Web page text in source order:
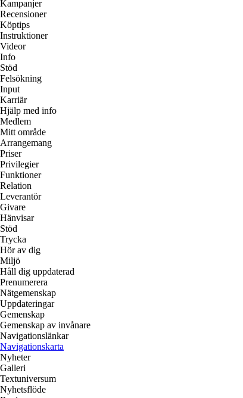
Kampanjer
Recensioner
Köptips
Instruktioner
Videor
Info
Stöd
Felsökning
Input
Karriär
Hjälp med info
Medlem
Mitt område
Arrangemang
Priser
Privilegier
Funktioner
Relation
Leverantör
Givare
Hänvisar
Stöd
Trycka
Hör av dig
Miljö
Håll dig uppdaterad
Prenumerera
Nätgemenskap
Uppdateringar
Gemenskap
Gemenskap av invånare
Navigationslänkar
Navigationskarta
Nyheter
Galleri
Textuniversum
Nyhetsflöde